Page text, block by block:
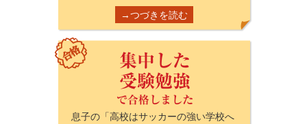
→つづきを読む
息子の「高校はサッカーの強い学校へ